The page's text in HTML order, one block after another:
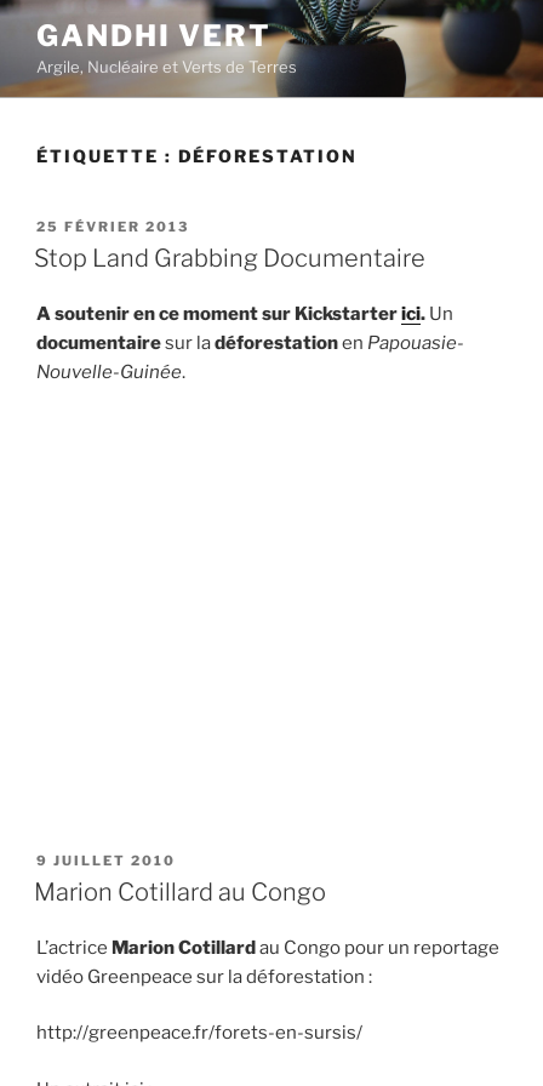
Aller
contenu
principal
GANDHI VERT
Argile, Nucléaire et Verts de Terres
ÉTIQUETTE : DÉFORESTATION
PUBLIÉ
LE
25 FÉVRIER 2013
Stop Land Grabbing Documentaire
A soutenir en ce moment sur Kickstarterici. Un
documentairesur ladéforestationen Papouasie-
Nouvelle-Guinée.
PUBLIÉ
LE
9 JUILLET 2010
Marion Cotillard au Congo
L’actrice Marion Cotillardau Congo pour un reportage
vidéo Greenpeace sur la déforestation :
http://greenpeace.fr/forets-en-sursis/